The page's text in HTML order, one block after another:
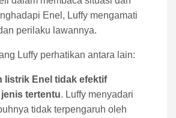
Enel, Luffy mengamati
perilaku lawannya.
Luffy perhatikan antara lain:
listrik Enel tidak efektif
tertentu. Luffy menyadari
tidak terpengaruh oleh